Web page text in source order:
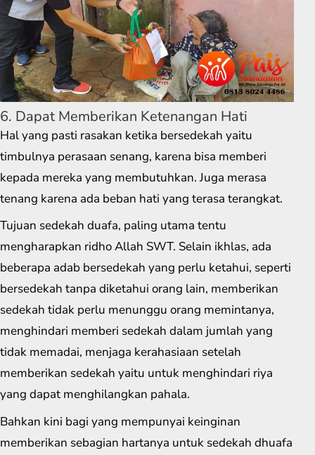
6. Dapat Memberikan Ketenangan Hati
Hal yang pasti rasakan ketika bersedekah yaitu
timbulnya perasaan senang, karena bisa memberi
kepada mereka yang membutuhkan. Juga merasa
tenang karena ada beban hati yang terasa terangkat.
Tujuan sedekah duafa, paling utama tentu
mengharapkan ridho Allah SWT. Selain ikhlas, ada
beberapa adab bersedekah yang perlu ketahui, seperti
bersedekah tanpa diketahui orang lain, memberikan
sedekah tidak perlu menunggu orang memintanya,
menghindari memberi sedekah dalam jumlah yang
tidak memadai, menjaga kerahasiaan setelah
memberikan sedekah yaitu untuk menghindari riya
yang dapat menghilangkan pahala.
Bahkan kini bagi yang mempunyai keinginan
memberikan sebagian hartanya untuk sedekah dhuafa